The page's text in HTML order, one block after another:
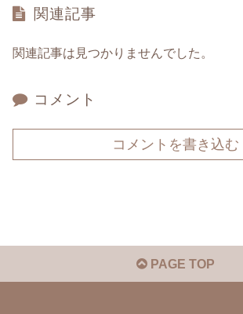
関連記事
関連記事は見つかりませんでした。
コメント
コメントを書き込む
PAGE TOP